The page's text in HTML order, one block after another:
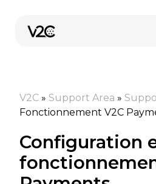
contenu
Boutique en ligne
V2C » Support Area »
Fonctionnement V2C
Configuration